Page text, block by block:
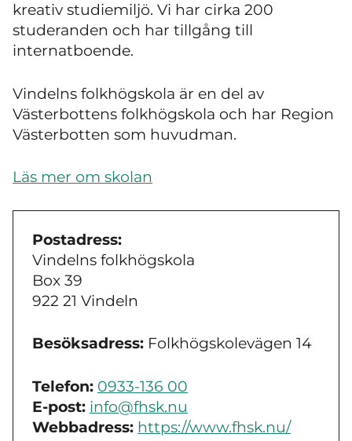
kreativ studiemiljö. Vi har cirka 200
studeranden och har tillgång till
internatboende.
Vindelns folkhögskola är en del av
Västerbottens folkhögskola och har Region
Västerbotten som huvudman.
Läs mer om skolan
Postadress:
Vindelns folkhögskola
Box 39
922 21 Vindeln
Besöksadress: Folkhögskolevägen 14
Telefon: 0933-136 00
E-post: info@fhsk.nu
Webbadress: https://www.fhsk.nu/